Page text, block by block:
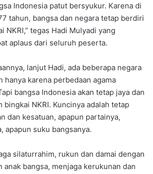
Indonesia patut bersyukur. Karena di
tahun, bangsa dan negara tetap berdiri
NKRI,” tegas Hadi Mulyadi yang
aplaus dari seluruh peserta.
lanjut Hadi, ada beberapa negara
hanya karena perbedaan agama
bangsa Indonesia akan tetap jaya dan
bingkai NKRI. Kuncinya adalah tetap
dan kesatuan, apapun partainya,
apapun suku bangsanya.
silaturrahim, rukun dan damai dengan
anak bangsa, menjaga kerukunan dan